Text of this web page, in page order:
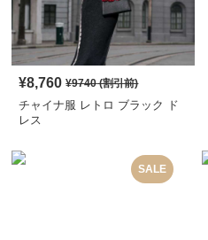
¥8,760 ¥9740(割引前)
チャイナ服 レトロ ブラック ド
レス
SALE